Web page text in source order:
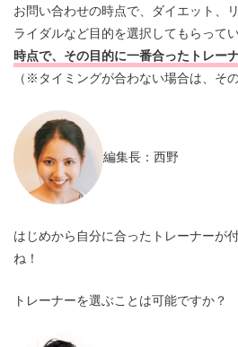
お問い合わせの時点で、ダイエット、
ライダルなど目的を選択してもらってい
時点で、その目的に一番合ったトレー
（※タイミングが合わない場合は、そ
編集長：西野
はじめから自分に合ったトレーナーが
ね！
トレーナーを選ぶことは可能ですか？